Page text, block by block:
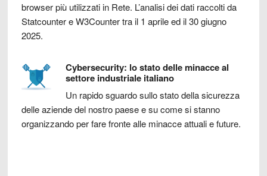
browser più utilizzati in Rete. L’analisi dei dati raccolti da
Statcounter e W3Counter tra il 1 aprile ed il 30 giugno
2025.
Cybersecurity: lo stato delle minacce al
settore industriale italiano
Un rapido sguardo sullo stato della sicurezza
delle aziende del nostro paese e su come si stanno
organizzando per fare fronte alle minacce attuali e future.